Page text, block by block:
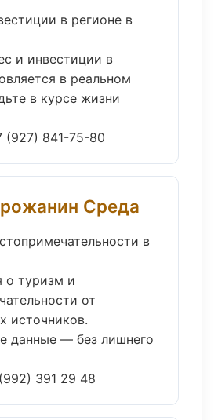
в регионе в
и инвестиции в
в реальном
в курсе жизни
(927) 841-75-80
Среда
в
о туризм и
от
источников.
данные — без лишнего
391 29 48